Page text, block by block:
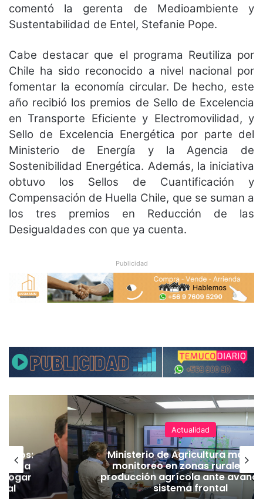
comentó la gerenta de Medioambiente y
Sustentabilidad de Entel, Stefanie Pope.
Cabe destacar que el programa Reutiliza por
Chile ha sido reconocido a nivel nacional por
fomentar la economía circular. De hecho, este
año recibió los premios de Sello de Excelencia
en Transporte Eficiente y Electromovilidad, y
Sello de Excelencia Energética por parte del
Ministerio de Energía y la Agencia de
Sostenibilidad Energética. Además, la iniciativa
obtuvo los Sellos de Cuantificación y
Compensación de Huella Chile, que se suman a
los tres premios en Reducción de las
Desigualdades con que ya cuenta.
Publicidad
PC a
Actualidad
Ministerio de Agricultura
monitoreo en zonas rurales y
producción agrícola ante
sistema frontal